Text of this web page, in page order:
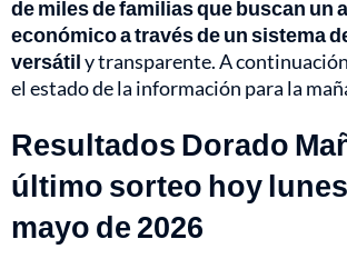
de miles de familias que buscan un
económico a través de un sistema
versátily transparente. A
el estado de la información para la
Resultados Dorado
último sorteo hoy
mayo de 2026